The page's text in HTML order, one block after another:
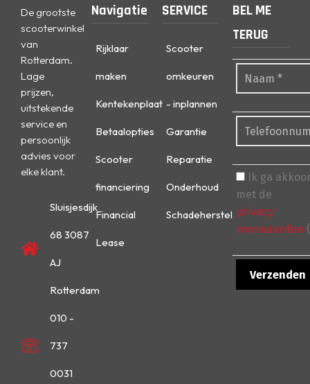
De grootste
scooterwinkel
van
Rotterdam.
Lage
prijzen,
uitstekende
service en
persoonlijk
advies voor
elke klant.
Sluisjesdijk
68 3087
AJ
Rotterdam
010 -
737
0031
Navigatie
Rijklaar
maken
Kentekenplaat
Betaalopties
Scooter
financiering
Financial
Lease
SERVICE
Scooter
omkeuren
- inplannen
Garantie
Reparatie
Onderhoud
Schadeherstel
BEL ME
TERUG
Ik ga
met de
privacy
voorwaarden